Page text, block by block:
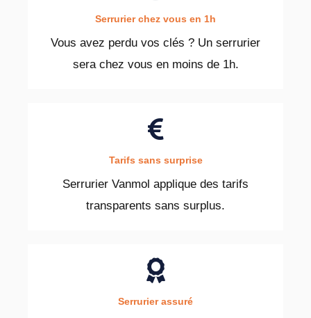
Serrurier chez vous en 1h
Vous avez perdu vos clés ? Un serrurier
sera chez vous en moins de 1h.
Tarifs sans surprise
Serrurier Vanmol applique des tarifs
transparents sans surplus.
Serrurier assuré